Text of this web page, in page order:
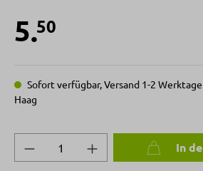
5.50
Sofort verfügbar, Versand 1-2
Haag
Produkt Anzahl: Gib den
In